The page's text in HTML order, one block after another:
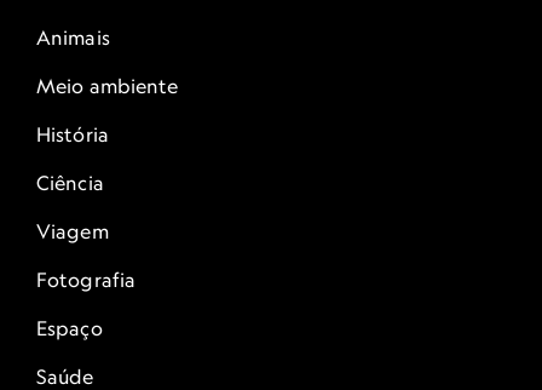
Animais
Meio ambiente
História
Ciência
Viagem
Fotografia
Espaço
Saúde